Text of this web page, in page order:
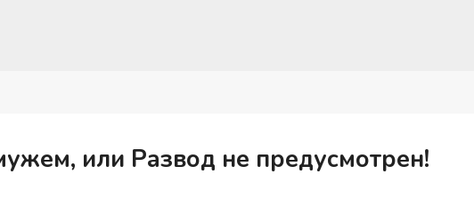
или Развод не предусмотрен!